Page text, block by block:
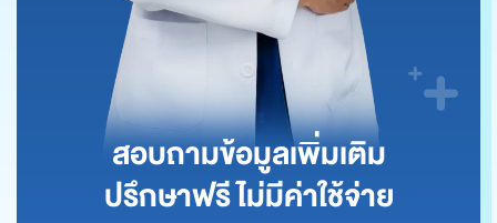
สอบถามข้อมูลเพิ่มเติม
ปรึกษาฟรี ไม่มีค่าใช้จ่าย